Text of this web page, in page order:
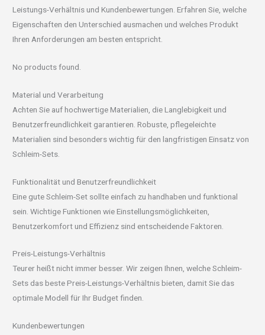
Leistungs-Verhältnis und Kundenbewertungen. Erfahren Sie, welche
Eigenschaften den Unterschied ausmachen und welches Produkt
Ihren Anforderungen am besten entspricht.
No products found.
Material und Verarbeitung
Achten Sie auf hochwertige Materialien, die Langlebigkeit und
Benutzerfreundlichkeit garantieren. Robuste, pflegeleichte
Materialien sind besonders wichtig für den langfristigen Einsatz von
Schleim-Sets.
Funktionalität und Benutzerfreundlichkeit
Eine gute Schleim-Set sollte einfach zu handhaben und funktional
sein. Wichtige Funktionen wie Einstellungsmöglichkeiten,
Benutzerkomfort und Effizienz sind entscheidende Faktoren.
Preis-Leistungs-Verhältnis
Teurer heißt nicht immer besser. Wir zeigen Ihnen, welche Schleim-
Sets das beste Preis-Leistungs-Verhältnis bieten, damit Sie das
optimale Modell für Ihr Budget finden.
Kundenbewertungen